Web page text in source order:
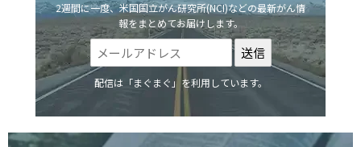
2週間に一度、米国国立がん研究所(NCI)などの最新がん情
報をまとめてお届けします。
配信は「まぐまぐ」を利用しています。